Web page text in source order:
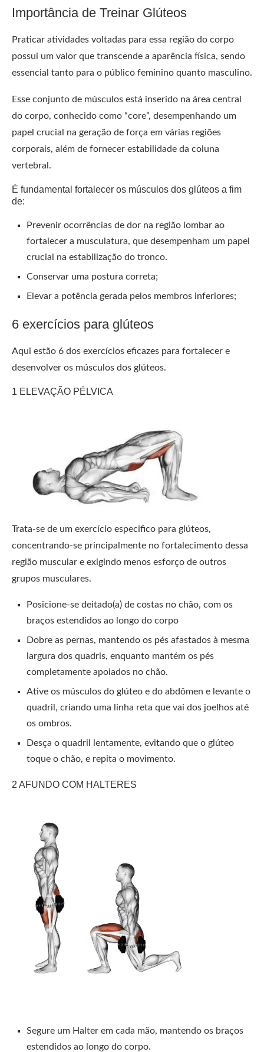
Importância de Treinar Glúteos
Praticar atividades voltadas para essa região do corpo
possui um valor que transcende a aparência física, sendo
essencial tanto para o público feminino quanto masculino.
Esse conjunto de músculos está inserido na área central
do corpo, conhecido como “core”, desempenhando um
papel crucial na geração de força em várias regiões
corporais, além de fornecer estabilidade da coluna
vertebral.
É fundamental fortalecer os músculos dos glúteos a fim
de:
Prevenir ocorrências de dor na região lombar ao
fortalecer a musculatura, que desempenham um papel
crucial na estabilização do tronco.
Conservar uma postura correta;
Elevar a potência gerada pelos membros inferiores;
6 exercícios para glúteos
Aqui estão 6 dos exercícios eficazes para fortalecer e
desenvolver os músculos dos glúteos.
1 ELEVAÇÃO PÉLVICA
Trata-se de um exercício especifico para glúteos,
concentrando-se principalmente no fortalecimento dessa
região muscular e exigindo menos esforço de outros
grupos musculares.
Posicione-se deitado(a) de costas no chão, com os
braços estendidos ao longo do corpo
Dobre as pernas, mantendo os pés afastados à mesma
largura dos quadris, enquanto mantém os pés
completamente apoiados no chão.
Ative os músculos do glúteo e do abdômen e levante o
quadril, criando uma linha reta que vai dos joelhos até
os ombros.
Desça o quadril lentamente, evitando que o glúteo
toque o chão, e repita o movimento.
2 AFUNDO COM HALTERES
Segure um Halter em cada mão, mantendo os braços
estendidos ao longo do corpo.